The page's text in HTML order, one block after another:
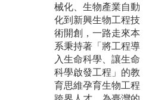
械化、生物產業自動
化到新興生物工程技
術開創，一路走來本
系秉持著「將工程導
入生命科學、讓生命
科學啟發工程」的教
育思維孕育生物工程